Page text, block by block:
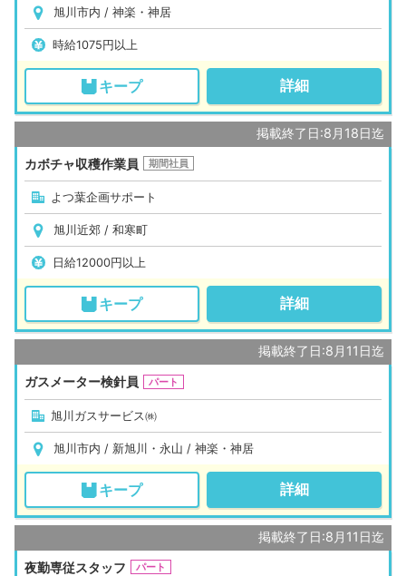
旭川市内 / 神楽・神居
時給1075円以上
キープ 詳細
掲載終了日:8月18日迄
カボチャ収穫作業員
期間社員
よつ葉企画サポート
旭川近郊 / 和寒町
日給12000円以上
キープ 詳細
掲載終了日:8月11日迄
ガスメーター検針員
パート
旭川ガスサービス㈱
旭川市内 / 新旭川・永山 / 神楽・神居
キープ 詳細
掲載終了日:8月11日迄
夜勤専従スタッフ
パート